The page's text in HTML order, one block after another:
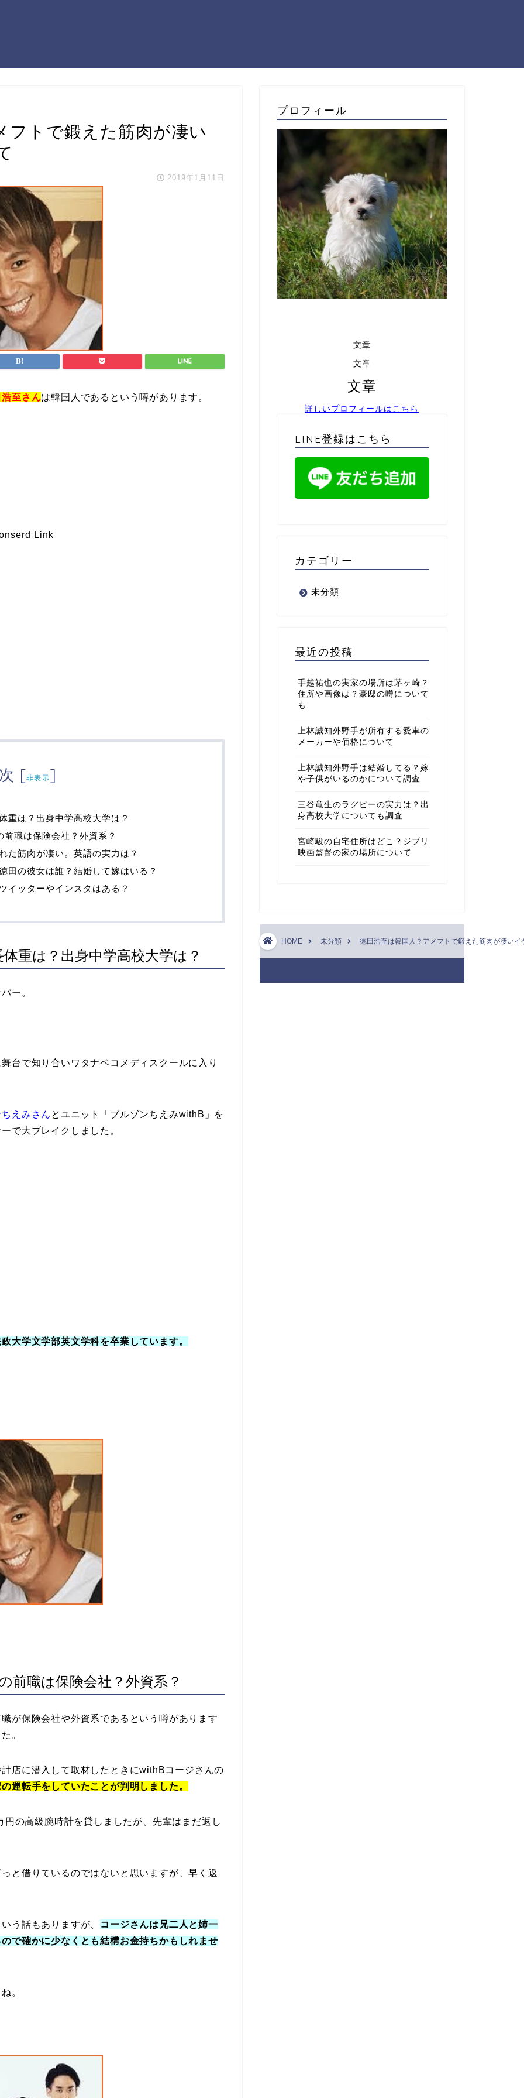
フトで鍛えた筋肉が凄い
2019年1月11日
至さんは韓国人であるという噂があります。
Link
[非表示]
重は？出身中学高校大学は？
職は保険会社？外資系？
た筋肉が凄い。英語の実力は？
田の彼女は誰？結婚して嫁はいる？
イッターやインスタはある？
重は？出身中学高校大学は？
ー。
台で知り合いワタナベコメディスクールに入り
えみさん とユニット「ブルゾンちえみwithB」を
で大ブレイクしました。
大学文学部英文学科を卒業しています。
前職は保険会社？外資系？
が保険会社や外資系であるという噂があります
。
店に潜入して取材したときにwithBコージさんの
運転手をしていたことが判明しました。
の高級腕時計を貸しましたが、先輩はまだ返し
と借りているのではないと思いますが、早く返
う話もありますが、
コージさんは兄二人と姉一
で確かに少なくとも結構お金持ちかもしれませ
。
プロフィール
文章
文章
文章
詳しいプロフィールはこちら
LINE登録はこちら
カテゴリー
未分類
最近の投稿
手越祐也の実家の場所は茅ヶ崎？
住所や画像は？豪邸の噂について
も
上林誠知外野手が所有する愛車の
メーカーや価格について
上林誠知外野手は結婚してる？嫁
や子供がいるのかについて調査
三谷竜生のラグビーの実力は？出
身高校大学についても調査
宮崎駿の自宅住所はどこ？ジブリ
映画監督の家の場所について
HOME 未分類 徳田浩至は韓国人？アメフトで鍛えた筋肉が凄いイ